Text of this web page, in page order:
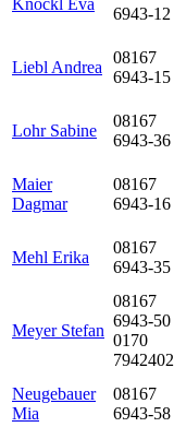
Knöckl Eva
6943-12
Liebl Andrea
08167
6943-15
Lohr Sabine
08167
6943-36
Maier
Dagmar
08167
6943-16
Mehl Erika
08167
6943-35
Meyer Stefan
08167
6943-50
0170
7942402
Neugebauer
Mia
08167
6943-58